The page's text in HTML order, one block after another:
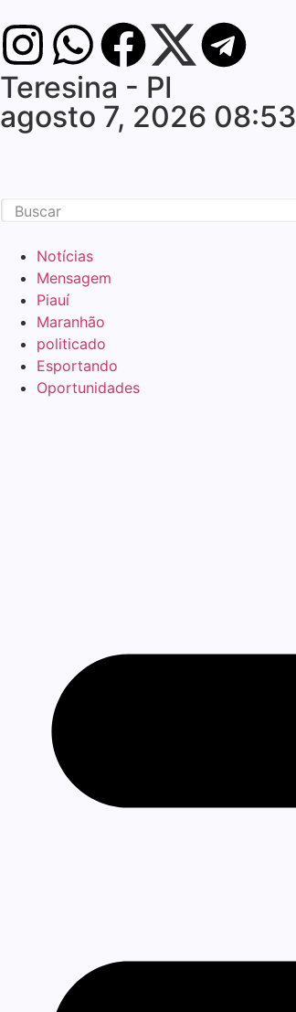
Teresina - PI
agosto 7, 2026 08:53
Notícias
Mensagem
Piauí
Maranhão
politicado
Esportando
Oportunidades